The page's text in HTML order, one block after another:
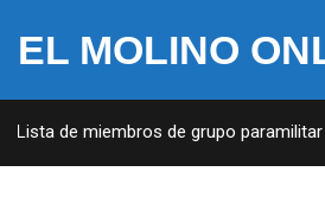
EL MOLINO
de miembros de grupo paramilitar